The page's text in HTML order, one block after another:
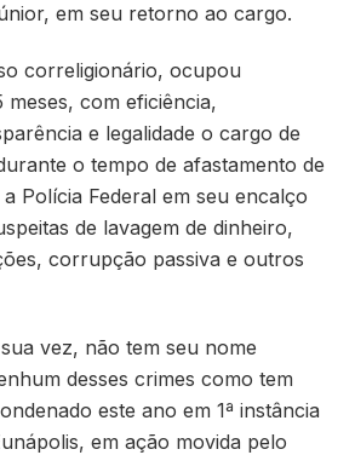
em seu retorno ao cargo.
correligionário, ocupou
meses, com eficiência,
e legalidade o cargo de
o tempo de afastamento de
Polícia Federal em seu encalço
de lavagem de dinheiro,
corrupção passiva e outros
vez, não tem seu nome
desses crimes como tem
este ano em 1ª instância
em ação movida pelo